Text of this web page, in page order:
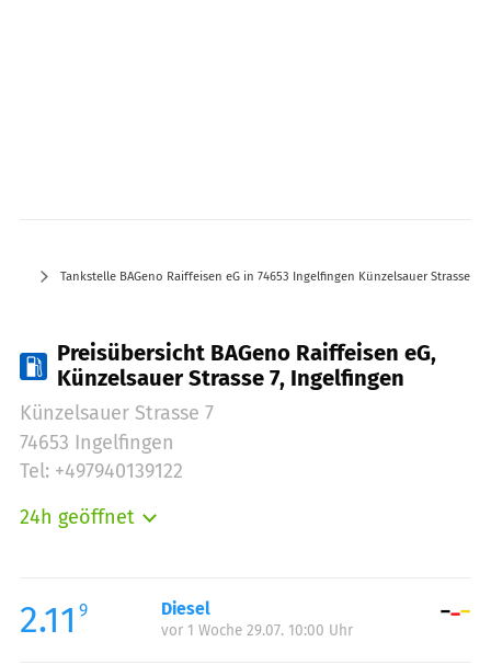
Tankstelle BAGeno Raiffeisen eG in 74653 Ingelfingen Künzelsauer Strasse 7
Preisübersicht BAGeno Raiffeisen eG,
Künzelsauer Strasse 7, Ingelfingen
Künzelsauer Strasse 7
74653 Ingelfingen
Tel: +497940139122
24h geöffnet
Mittwoch:
00:00-24:00
Donnerstag:
2.11 9 Diesel
vor 1 Woche 29.07. 10:00 Uhr